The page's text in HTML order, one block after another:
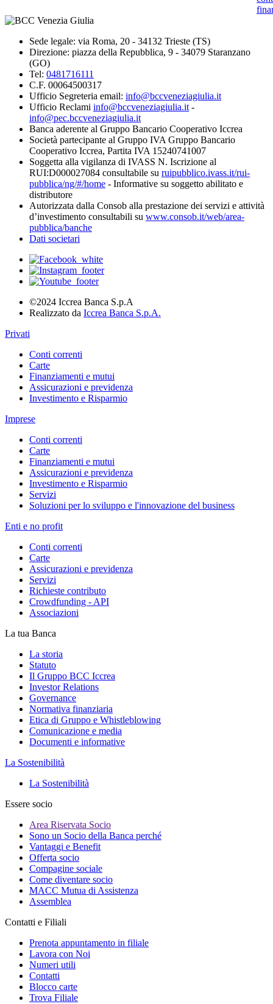
Sede legale: via Roma, 20 - 34132 Trieste (TS)
Direzione: piazza della Repubblica, 9 - 34079 Staranzano
(GO)
Tel: 0481716111
C.F. 00064500317
Ufficio Segreteria email: info@bccveneziagiulia.it
Ufficio Reclami info@bccveneziagiulia.it -
info@pec.bccveneziagiulia.it
Banca aderente al Gruppo Bancario Cooperativo Iccrea
Società partecipante al Gruppo IVA Gruppo Bancario
Cooperativo Iccrea, Partita IVA 15240741007
Soggetta alla vigilanza di IVASS N. Iscrizione al
RUI:D000027084 consultabile su ruipubblico.ivass.it/rui-
pubblica/ng/#/home - Informative su soggetto abilitato e
distributore
Autorizzata dalla Consob alla prestazione dei servizi e attività
d’investimento consultabili su www.consob.it/web/area-
pubblica/banche
Dati societari
©2024 Iccrea Banca S.p.A
Realizzato da Iccrea Banca S.p.A.
Privati
Conti correnti
Carte
Finanziamenti e mutui
Assicurazioni e previdenza
Investimento e Risparmio
Imprese
Conti correnti
Carte
Finanziamenti e mutui
Assicurazioni e previdenza
Investimento e Risparmio
Servizi
Soluzioni per lo sviluppo e l'innovazione del business
Enti e no profit
Conti correnti
Carte
Assicurazioni e previdenza
Servizi
Richieste contributo
Crowdfunding - API
Associazioni
La tua Banca
La storia
Statuto
Il Gruppo BCC Iccrea
Investor Relations
Governance
Normativa finanziaria
Etica di Gruppo e Whistleblowing
Comunicazione e media
Documenti e informative
La Sostenibilità
La Sostenibilità
Essere socio
Area Riservata Socio
Sono un Socio della Banca perché
Vantaggi e Benefit
Offerta socio
Compagine sociale
Come diventare socio
MACC Mutua di Assistenza
Assemblea
Contatti e Filiali
Prenota appuntamento in filiale
Lavora con Noi
Numeri utili
Contatti
Blocco carte
Trova Filiale